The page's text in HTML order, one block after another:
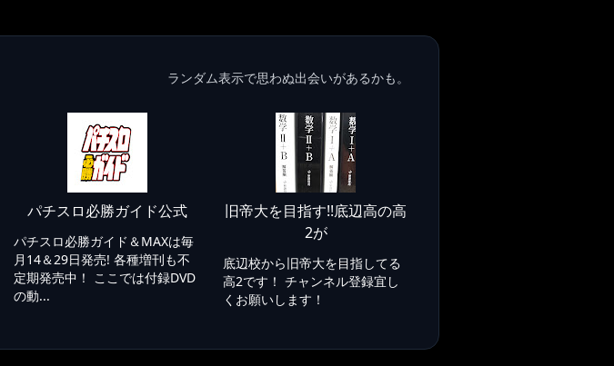
ランダム表示で思わぬ出会いがあるかも。
パチスロ必勝ガイド公式
パチスロ必勝ガイド＆MAXは毎
月14＆29日発売! 各種増刊も不
定期発売中！ ここでは付録DVD
の動...
旧帝大を目指す!!底辺高の高
2が
底辺校から旧帝大を目指してる
高2です！ チャンネル登録宜し
くお願いします！